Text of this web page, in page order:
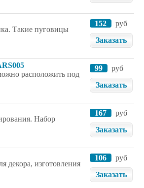
Такие пуговицы
152
руб
Заказать
расположить под
99
руб
Заказать
Набор
167
руб
Заказать
декора, изготовления
106
руб
Заказать